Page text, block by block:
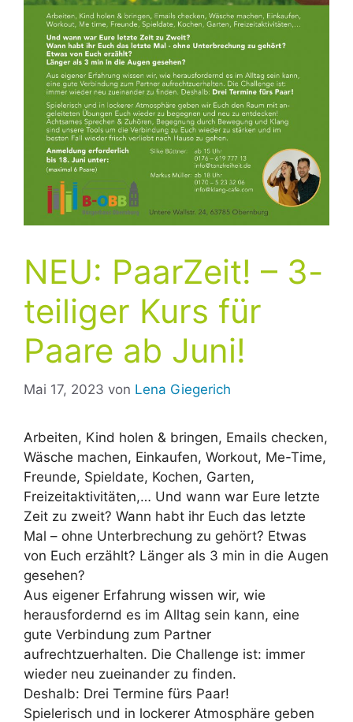
NEU: PaarZeit! – 3-
teiliger Kurs für
Paare ab Juni!
Mai 17, 2023 von Lena Giegerich
Arbeiten, Kind holen & bringen, Emails checken,
Wäsche machen, Einkaufen, Workout, Me-Time,
Freunde, Spieldate, Kochen, Garten,
Freizeitaktivitäten,… Und wann war Eure letzte
Zeit zu zweit? Wann habt ihr Euch das letzte
Mal – ohne Unterbrechung zu gehört? Etwas
von Euch erzählt? Länger als 3 min in die Augen
gesehen?
Aus eigener Erfahrung wissen wir, wie
herausfordernd es im Alltag sein kann, eine
gute Verbindung zum Partner
aufrechtzuerhalten. Die Challenge ist: immer
wieder neu zueinander zu finden.
Deshalb: Drei Termine fürs Paar!
Spielerisch und in lockerer Atmosphäre geben